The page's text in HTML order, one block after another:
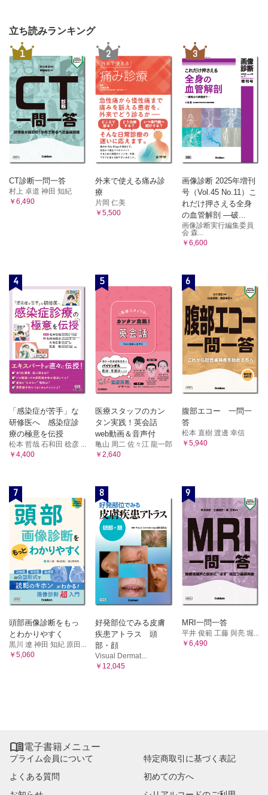
立ち読みランキング
1
CT診断一問一答
村上 卓道 神田 知紀
￥6,490
2
外来で使える痛み診
療
片岡 仁美
￥5,500
3
画像診断 2025年増刊
号（Vol.45 No.11）こ
れだけ押さえる全身
の血管解剖 ―破...
画像診断実行編集委員
会 森...
￥6,600
4
「感染症が苦手」な
研修医へ 感染症診
療の極意を伝授
松本 哲哉 石和田 稔彦 ...
￥4,400
5
医療スタッフのカン
タン実践！英会話
web動画＆音声付
亀山 周二 佐々江 龍一郎
￥2,640
6
腹部エコー 一問一
答
松本 直樹 渡邊 幸信
￥5,940
7
頭部画像診断をもっ
とわかりやすく
黒川 遼 神田 知紀 原田...
￥5,060
8
好発部位でみる皮膚
疾患アトラス 頭
部・顔
Visual Dermat...
￥12,045
9
MRI一問一答
平井 俊範 工藤 與亮 堀...
￥6,490
電子書籍メニュー
プライム会員について
特定商取引に基づく表記
よくある質問
初めての方へ